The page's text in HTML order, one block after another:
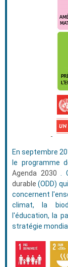
En septembre
le programme
Agenda 2030 .
durable(ODD)
concernent
climat, la
l'éducation, la
stratégie